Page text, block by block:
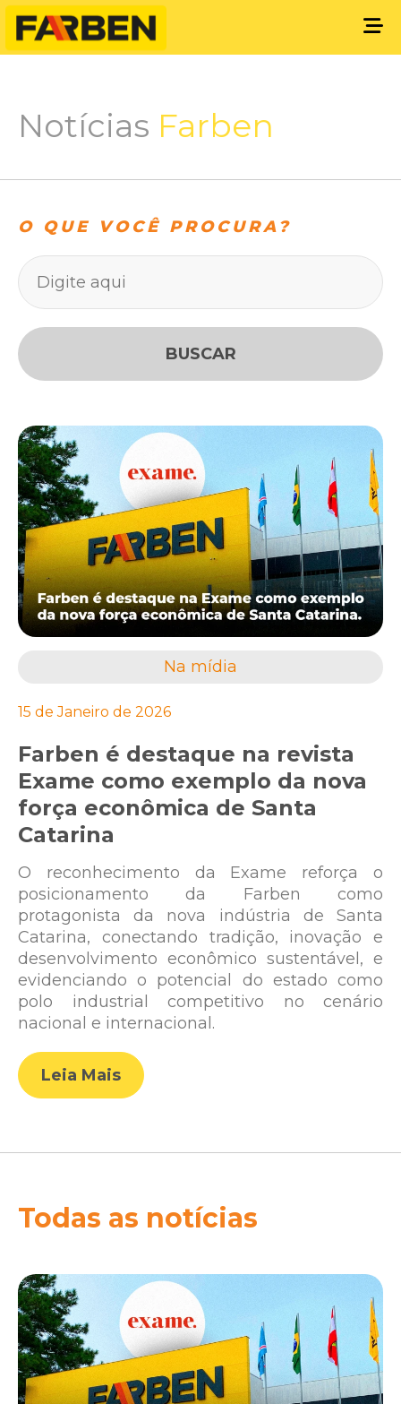
Notícias Farben
O QUE VOCÊ PROCURA?
BUSCAR
Na mídia
15 de Janeiro de 2026
Farben é destaque na revista
Exame como exemplo da nova
força econômica de Santa
Catarina
O reconhecimento da Exame reforça o
posicionamento da Farben como
protagonista da nova indústria de Santa
Catarina, conectando tradição, inovação e
desenvolvimento econômico sustentável, e
evidenciando o potencial do estado como
polo industrial competitivo no cenário
nacional e internacional.
Leia Mais
Todas as notícias